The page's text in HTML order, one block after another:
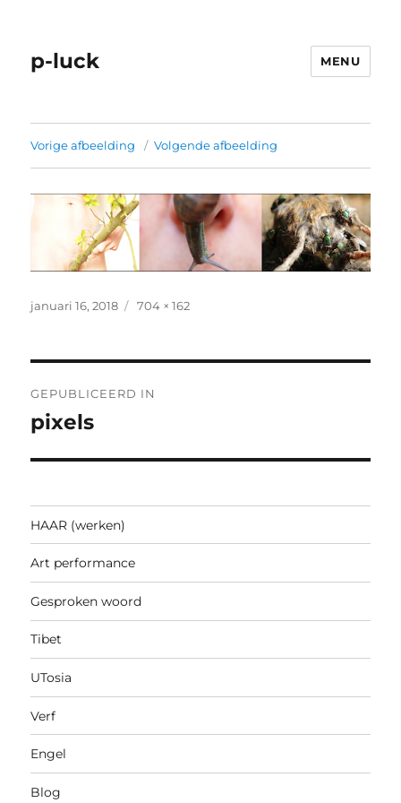
p-luck MENU
Vorige afbeelding Volgende afbeelding
Geplaatst
januari 16, 2018
Volledige
704 × 162
navigatie
GEPUBLICEERD IN
pixels
HAAR (werken)
Art performance
Gesproken woord
Tibet
UTosia
Verf
Engel
Blog